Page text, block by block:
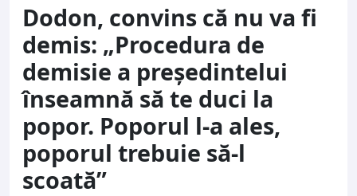
Dodon, convins că nu va fi
demis: „Procedura de
demisie a preşedintelui
înseamnă să te duci la
popor. Poporul l-a ales,
poporul trebuie să-l
scoată”